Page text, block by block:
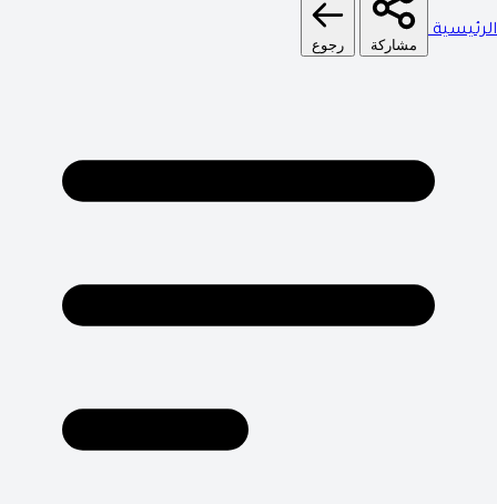
الرئيسية
مشاركة رجوع